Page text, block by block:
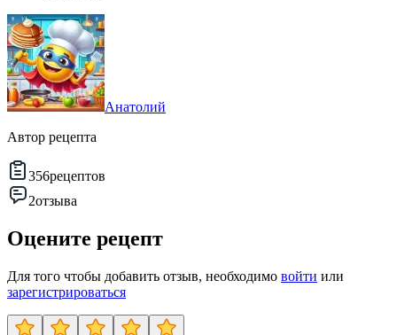
Анатолий
Автор рецепта
356рецептов
2отзыва
Оцените рецепт
Для того чтобы добавить отзыв, необходимо войти или
зарегистрироваться